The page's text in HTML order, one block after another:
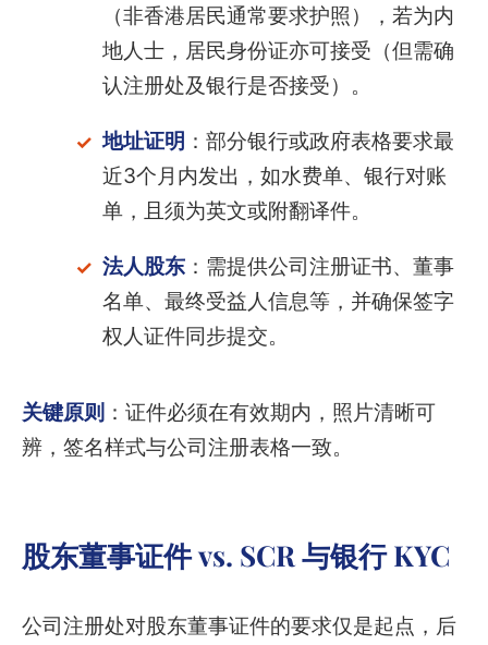
（非香港居民通常要求护照），若为内
地人士，居民身份证亦可接受（但需确
认注册处及银行是否接受）。
地址证明 ：部分银行或政府表格要求最
近3个月内发出，如水费单、银行对账
单，且须为英文或附翻译件。
法人股东：需提供公司注册证书、董事
名单、最终受益人信息等，并确保签字
权人证件同步提交。
关键原则 ：证件必须在有效期内，照片清晰可
辨，签名样式与公司注册表格一致。
股东董事证件 vs. SCR 与银行 KYC
公司注册处对股东董事证件的要求仅是起点，后